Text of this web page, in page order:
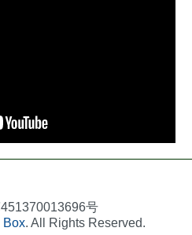
号
Box. All Rights Reserved.